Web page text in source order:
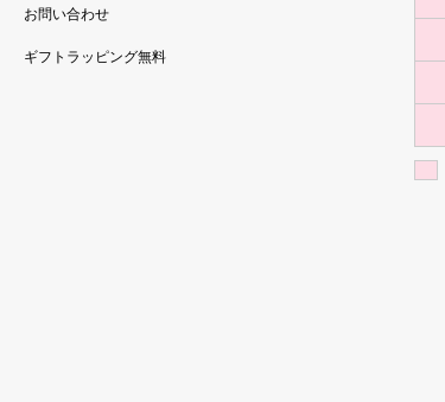
お問い合わせ
ギフトラッピング無料